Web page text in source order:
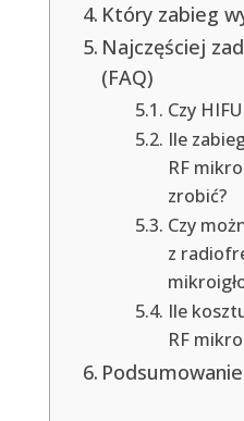
Który zabieg
Najczęściej
(FAQ)
Czy
Ile
RF
zrobić?
Czy
z
Ile
RF
Podsumowanie